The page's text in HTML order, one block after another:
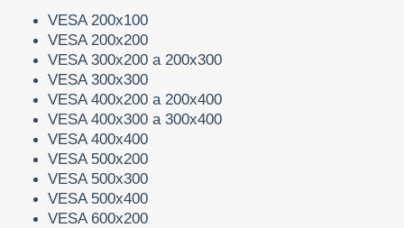
VESA 200x100
VESA 200x200
VESA 300x200 a 200x300
VESA 300x300
VESA 400x200 a 200x400
VESA 400x300 a 300x400
VESA 400x400
VESA 500x200
VESA 500x300
VESA 500x400
VESA 600x200